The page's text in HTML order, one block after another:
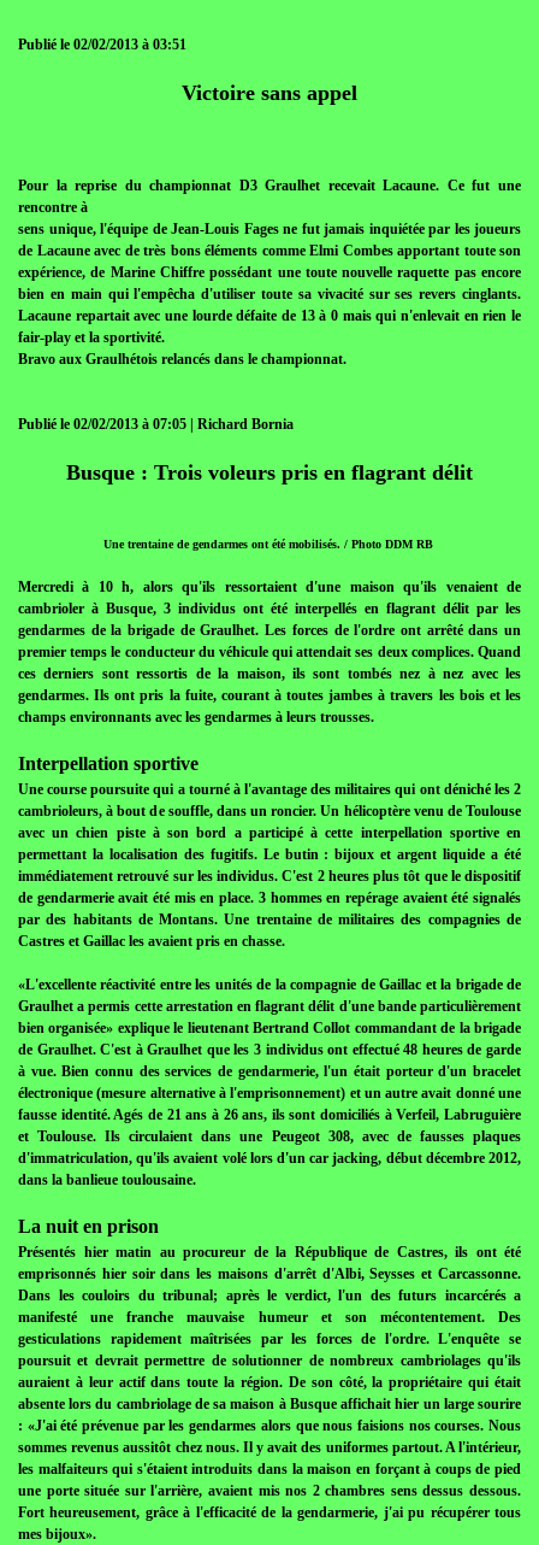
Publié le 02/02/2013 à 03:51
Victoire sans appel
Pour la reprise du championnat D3 Graulhet recevait Lacaune. Ce fut une
rencontre à
sens unique, l'équipe de Jean-Louis Fages ne fut jamais inquiétée par les joueurs
de Lacaune avec de très bons éléments comme Elmi Combes apportant toute son
expérience, de Marine Chiffre possédant une toute nouvelle raquette pas encore
bien en main qui l'empêcha d'utiliser toute sa vivacité sur ses revers cinglants.
Lacaune repartait avec une lourde défaite de 13 à 0 mais qui n'enlevait en rien le
fair-play et la sportivité.
Bravo aux Graulhétois relancés dans le championnat.
Publié le 02/02/2013 à 07:05 | Richard Bornia
Busque : Trois voleurs pris en flagrant délit
Une trentaine de gendarmes ont été mobilisés. / Photo DDM RB
Mercredi à 10 h, alors qu'ils ressortaient d'une maison qu'ils venaient de
cambrioler à Busque, 3 individus ont été interpellés en flagrant délit par les
gendarmes de la brigade de Graulhet. Les forces de l'ordre ont arrêté dans un
premier temps le conducteur du véhicule qui attendait ses deux complices. Quand
ces derniers sont ressortis de la maison, ils sont tombés nez à nez avec les
gendarmes. Ils ont pris la fuite, courant à toutes jambes à travers les bois et les
champs environnants avec les gendarmes à leurs trousses.
Interpellation sportive
Une course poursuite qui a tourné à l'avantage des militaires qui ont déniché les 2
cambrioleurs, à bout de souffle, dans un roncier. Un hélicoptère venu de Toulouse
avec un chien piste à son bord a participé à cette interpellation sportive en
permettant la localisation des fugitifs. Le butin : bijoux et argent liquide a été
immédiatement retrouvé sur les individus. C'est 2 heures plus tôt que le dispositif
de gendarmerie avait été mis en place. 3 hommes en repérage avaient été signalés
par des habitants de Montans. Une trentaine de militaires des compagnies de
Castres et Gaillac les avaient pris en chasse.
«L'excellente réactivité entre les unités de la compagnie de Gaillac et la brigade de
Graulhet a permis cette arrestation en flagrant délit d'une bande particulièrement
bien organisée» explique le lieutenant Bertrand Collot commandant de la brigade
de Graulhet. C'est à Graulhet que les 3 individus ont effectué 48 heures de garde
à vue. Bien connu des services de gendarmerie, l'un était porteur d'un bracelet
électronique (mesure alternative à l'emprisonnement) et un autre avait donné une
fausse identité. Agés de 21 ans à 26 ans, ils sont domiciliés à Verfeil, Labruguière
et Toulouse. Ils circulaient dans une Peugeot 308, avec de fausses plaques
d'immatriculation, qu'ils avaient volé lors d'un car jacking, début décembre 2012,
dans la banlieue toulousaine.
La nuit en prison
Présentés hier matin au procureur de la République de Castres, ils ont été
emprisonnés hier soir dans les maisons d'arrêt d'Albi, Seysses et Carcassonne.
Dans les couloirs du tribunal; après le verdict, l'un des futurs incarcérés a
manifesté une franche mauvaise humeur et son mécontentement. Des
gesticulations rapidement maîtrisées par les forces de l'ordre. L'enquête se
poursuit et devrait permettre de solutionner de nombreux cambriolages qu'ils
auraient à leur actif dans toute la région. De son côté, la propriétaire qui était
absente lors du cambriolage de sa maison à Busque affichait hier un large sourire
: «J'ai été prévenue par les gendarmes alors que nous faisions nos courses. Nous
sommes revenus aussitôt chez nous. Il y avait des uniformes partout. A l'intérieur,
les malfaiteurs qui s'étaient introduits dans la maison en forçant à coups de pied
une porte située sur l'arrière, avaient mis nos 2 chambres sens dessus dessous.
Fort heureusement, grâce à l'efficacité de la gendarmerie, j'ai pu récupérer tous
mes bijoux».